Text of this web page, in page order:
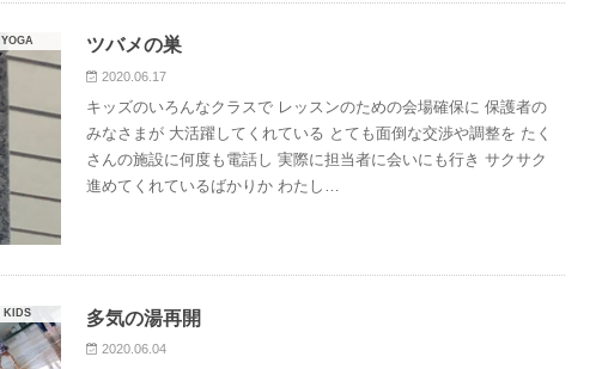
YOGA ツバメの巣
2020.06.17
キッズのいろんなクラスで レッスンのための会場確保に 保護者の
みなさまが 大活躍してくれている とても面倒な交渉や調整を たく
さんの施設に何度も電話し 実際に担当者に会いにも行き サクサク
進めてくれているばかりか わたし…
KIDS 多気の湯再開
2020.06.04